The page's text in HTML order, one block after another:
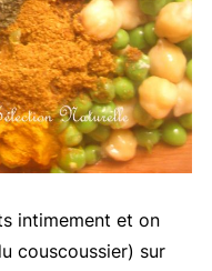
intimement et on
couscoussier) sur